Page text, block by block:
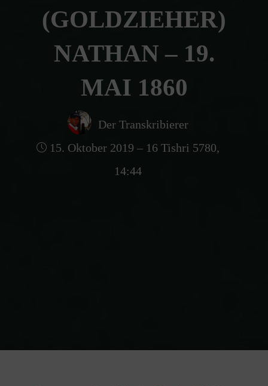
(GOLDZIEHER)
NATHAN – 19.
MAI 1860
Der Transkribierer
15. Oktober 2019 – 16 Tishri 5780,
14:44